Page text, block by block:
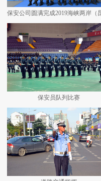
保安员队列比赛